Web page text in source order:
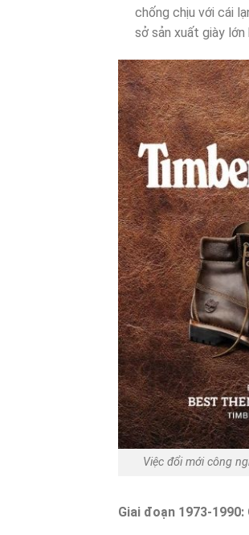
chống chịu với cái
sở sản xuất giày lớn
Việc đổi mới công
Giai đoạn 1973-